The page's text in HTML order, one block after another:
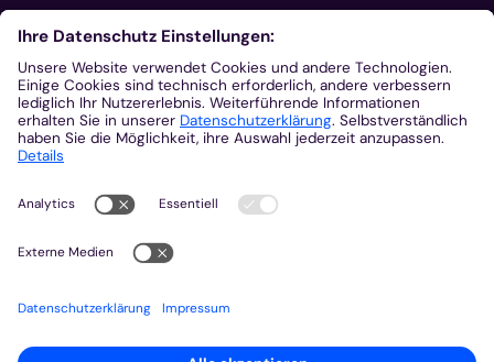
Aus der Plattform
Nachrichten
Veranstaltungen
Gottesdienste
Stellenangebote
Kirchenzeitung
Rechtsdatenbank
Meldestelle gemäß Hinweisgeberschutzgesetz